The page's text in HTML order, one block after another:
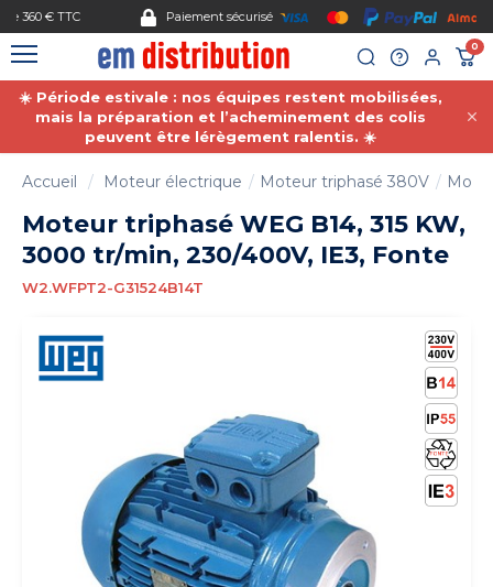
Paiement sécurisé
0
☀️ Période estivale : nos équipes restent mobilisées,
mais la préparation et l’acheminement des colis
peuvent être lérègement ralentis. ☀️
Accueil Moteur électrique Moteur triphasé 380V
Moteur triphasé WEG B14, 315 KW,
3000 tr/min, 230/400V, IE3, Fonte
W2.WFPT2-G31524B14T
Gestion des cookies